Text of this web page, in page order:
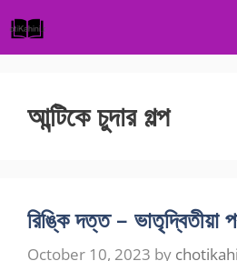
to
content
আন্টিকে চুদার গল্প
রিঙ্কি দত্ত – ভাতৃদ্বিতীয়া
October 10, 2023 by